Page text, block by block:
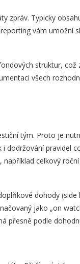
zpráv. Typicky
vám umožní
struktur,
všech
tým. Proto je
dodržování pravidel
celkový
dohody
jako „on
přesně podle